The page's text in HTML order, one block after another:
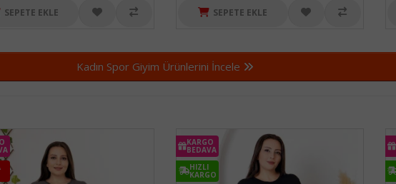
SEPETE EKLE SEPETE EKLE
Kadın Spor Giyim Ürünlerini İncele
KARGO
BEDAVA
HIZLI
KARGO